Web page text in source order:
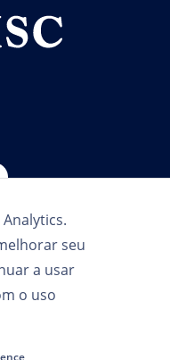
seu
a usar
o uso